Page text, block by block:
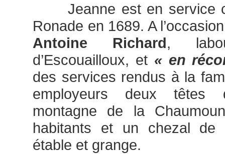
Jeanne est en service
Ronade en 1689. A
Antoine Richard,
d’Escouailloux, et « en
des services rendus à la
employeurs deux têtes
montagne de la
habitants et un chezal de
étable et grange.